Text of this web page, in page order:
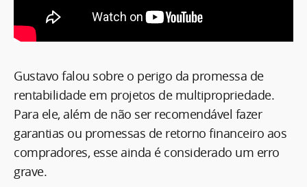
Gustavo falou sobre o perigo da promessa de
rentabilidade em projetos de multipropriedade.
Para ele, além de não ser recomendável fazer
garantias ou promessas de retorno financeiro aos
compradores, esse ainda é considerado um erro
grave.